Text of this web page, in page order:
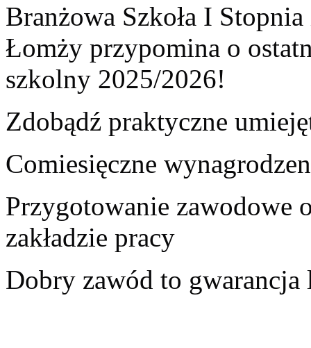
Branżowa Szkoła I
Łomży przypomina o
szkolny 2025/2026!
Zdobądź praktyczne
Comiesięczne
Przygotowanie zawodowe
zakładzie pracy
Dobry zawód to gwarancja